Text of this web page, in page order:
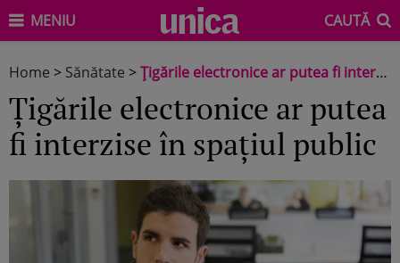
MENIU CAUTĂ
Home > Sănătate >Țigările electronice ar putea fi interzise în spațiul public
Țigările electronice ar putea
fi interzise în spațiul public